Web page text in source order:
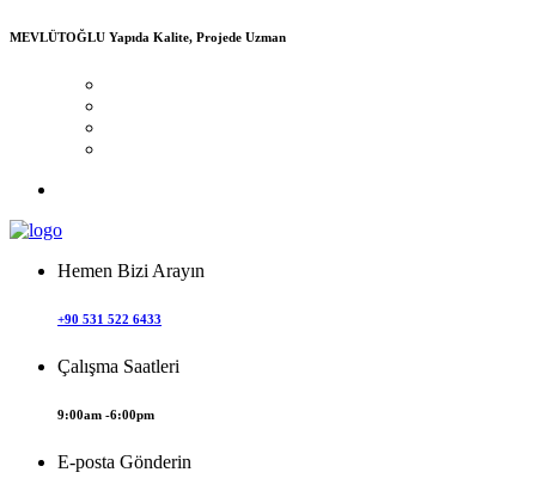
MEVLÜTOĞLU Yapıda Kalite, Projede Uzman
Hemen Bizi Arayın
+90 531 522 6433
Çalışma Saatleri
9:00am -6:00pm
E-posta Gönderin